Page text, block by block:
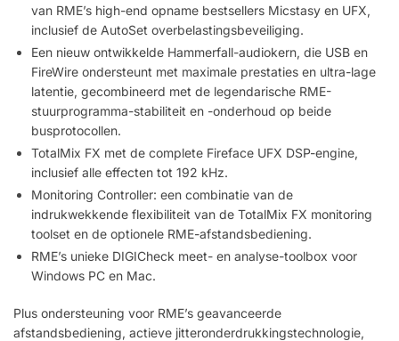
van RME’s high-end opname bestsellers Micstasy en UFX,
inclusief de AutoSet overbelastingsbeveiliging.
Een nieuw ontwikkelde Hammerfall-audiokern, die USB en
FireWire ondersteunt met maximale prestaties en ultra-lage
latentie, gecombineerd met de legendarische RME-
stuurprogramma-stabiliteit en -onderhoud op beide
busprotocollen.
TotalMix FX met de complete Fireface UFX DSP-engine,
inclusief alle effecten tot 192 kHz.
Monitoring Controller: een combinatie van de
indrukwekkende flexibiliteit van de TotalMix FX monitoring
toolset en de optionele RME-afstandsbediening.
RME’s unieke DIGICheck meet- en analyse-toolbox voor
Windows PC en Mac.
Plus ondersteuning voor RME’s geavanceerde
afstandsbediening, actieve jitteronderdrukkingstechnologie,